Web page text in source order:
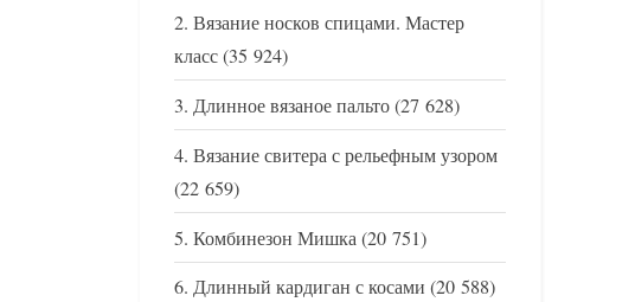
Вязание носков спицами. Мастер
класс(35 924)
Длинное вязаное пальто(27 628)
Вязание свитера с рельефным узором
(22 659)
Комбинезон Мишка(20 751)
Длинный кардиган с косами (20 588)